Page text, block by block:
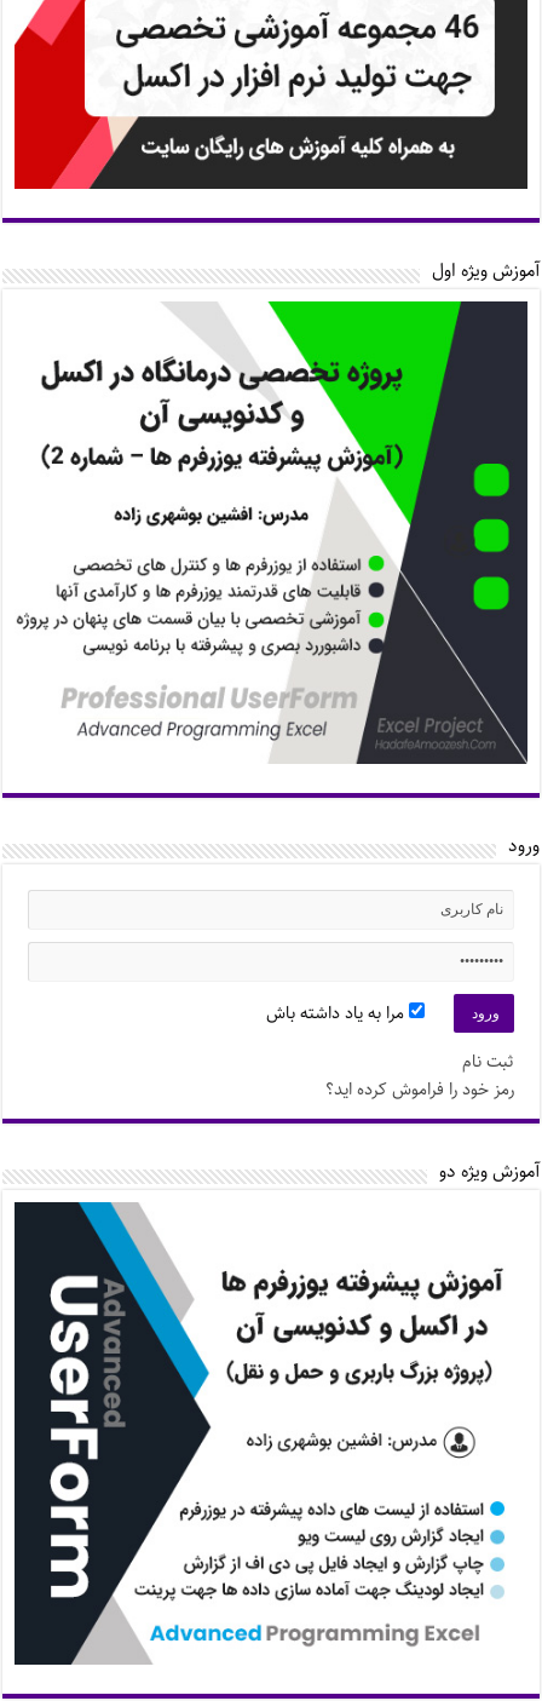
آموزش ویژه اول
ورود
مرا به یاد داشته باش
ثبت نام
رمز خود را فراموش کرده اید؟
آموزش ویژه دو